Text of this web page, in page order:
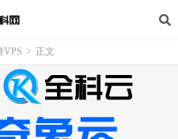
VPS > 正文